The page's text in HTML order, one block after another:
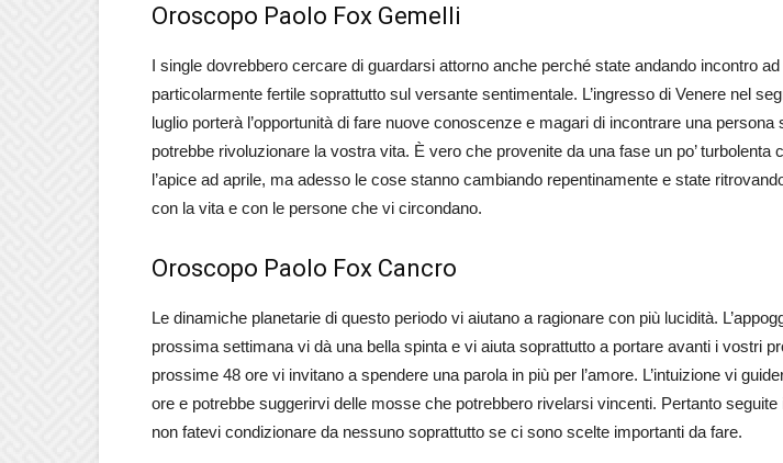
Oroscopo Paolo Fox Gemelli
I single dovrebbero cercare di guardarsi attorno anche perché state andando incontro
particolarmente fertile soprattutto sul versante sentimentale. L’ingresso di Venere nel
luglio porterà l’opportunità di fare nuove conoscenze e magari di incontrare una persona
potrebbe rivoluzionare la vostra vita. È vero che provenite da una fase un po’ turbolenta
l’apice ad aprile, ma adesso le cose stanno cambiando repentinamente e state
con la vita e con le persone che vi circondano.
Oroscopo Paolo Fox Cancro
Le dinamiche planetarie di questo periodo vi aiutano a ragionare con più lucidità.
prossima settimana vi dà una bella spinta e vi aiuta soprattutto a portare avanti i vostri
prossime 48 ore vi invitano a spendere una parola in più per l’amore. L’intuizione vi
ore e potrebbe suggerirvi delle mosse che potrebbero rivelarsi vincenti. Pertanto
non fatevi condizionare da nessuno soprattutto se ci sono scelte importanti da fare.